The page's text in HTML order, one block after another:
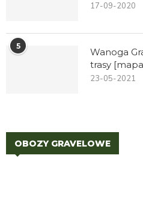
17-09-2020
5
Wanoga
trasy
23-05-2021
OBOZY GRAVELOWE